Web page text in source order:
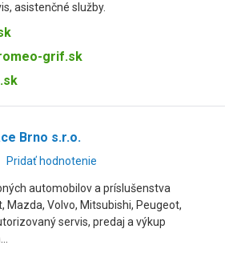
asistenčné služby.
grif.sk
Brno s.r.o.
Pridať hodnotenie
automobilov a príslušenstva
Mazda, Volvo, Mitsubishi, Peugeot,
servis, predaj a výkup